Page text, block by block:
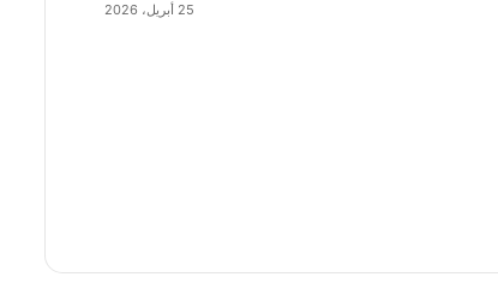
25 أبريل، 2026